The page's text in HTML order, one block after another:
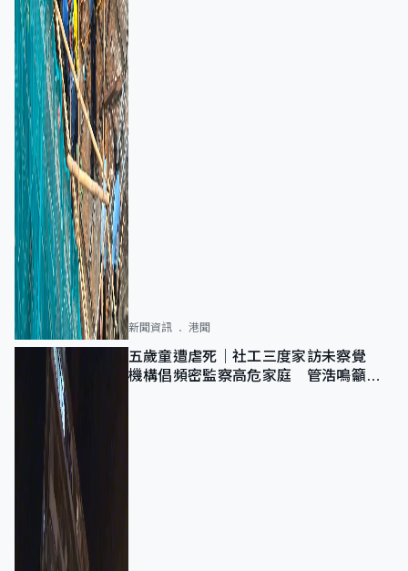
新聞資訊 港聞
五歲童遭虐死｜社工三度家訪未察覺
機構倡頻密監察高危家庭 管浩鳴籲加